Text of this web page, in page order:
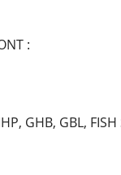
:
GHB, GBL, FISH